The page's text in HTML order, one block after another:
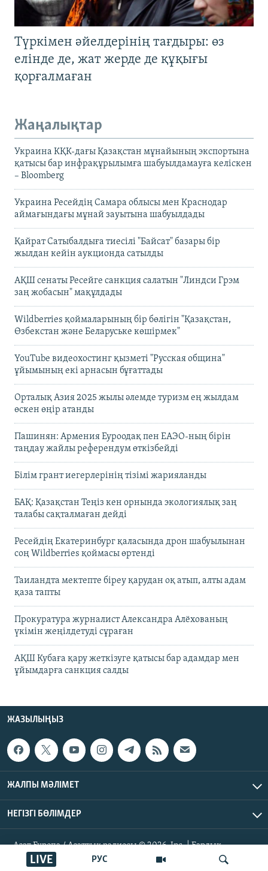
РУС
LIVE
Түркімен әйелдерінің тағдыры: өз
елінде де, жат жерде де құқығы
қорғалмаған
Жаңалықтар
Украина КҚК-дағы Қазақстан мұнайының экспортына
қатысы бар инфрақұрылымға шабуылдамауға келіскен
– Bloomberg
Украина Ресейдің Самара облысы мен Краснодар
аймағындағы мұнай зауытына шабуылдады
Қайрат Сатыбалдыға тиесілі "Байсат" базары бір
жылдан кейін аукционда сатылды
АҚШ сенаты Ресейге санкция салатын "Линдси Грэм
заң жобасын" мақұлдады
Wildberries қоймаларының бір бөлігін "Қазақстан,
Өзбекстан және Беларуське көшірмек"
YouTube видеохостинг қызметі "Русская община"
ұйымының екі арнасын бұғаттады
Орталық Азия 2025 жылы әлемде туризм ең жылдам
өскен өңір атанды
Пашинян: Армения Еуроодақ пен ЕАЭО-ның бірін
таңдау жайлы референдум өткізбейді
Білім грант иегерлерінің тізімі жарияланды
БАҚ: Қазақстан Теңіз кен орнында экологиялық заң
талабы сақталмаған дейді
Ресейдің Екатеринбург қаласында дрон шабуылынан
соң Wildberries қоймасы өртенді
Таиландта мектепте біреу қарудан оқ атып, алты адам
қаза тапты
Прокуратура журналист Александра Алёхованың
үкімін жеңілдетуді сұраған
АҚШ Кубаға қару жеткізуге қатысы бар адамдар мен
ұйымдарға санкция салды
ЖАЗЫЛЫҢЫЗ
ЖАЛПЫ МӘЛІМЕТ
НЕГІЗГІ БӨЛІМДЕР
Азат Еуропа / Азаттық радиосы © 2026, Inc. | Барлық
құқықтары қорғалған